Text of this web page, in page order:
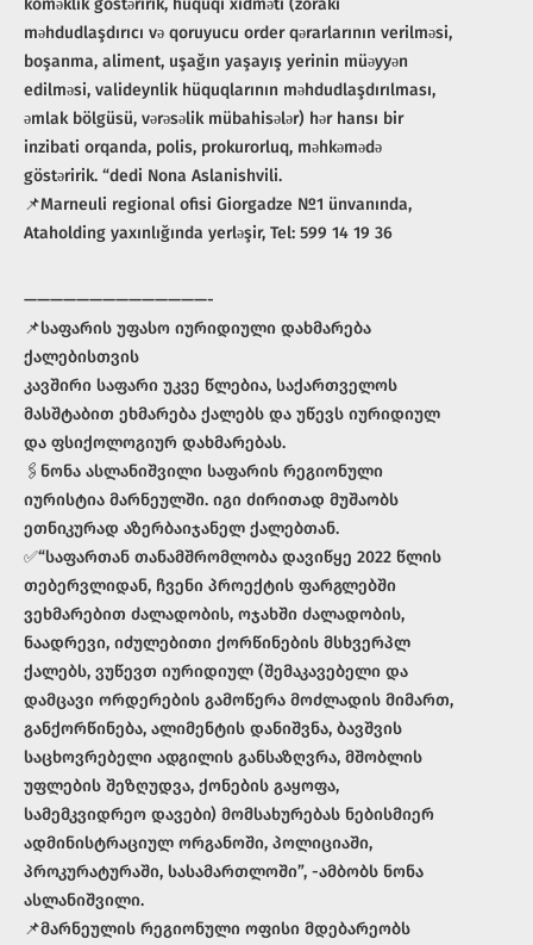
məhdudlaşdırıcı və qoruyucu order qərarlarının verilməsi,
boşanma, aliment, uşağın yaşayış yerinin müəyyən
edilməsi, valideynlik hüquqlarının məhdudlaşdırılması,
əmlak bölgüsü, vərəsəlik mübahisələr) hər hansı bir
inzibati orqanda, polis, prokurorluq, məhkəmədə
göstəririk. “dedi Nona Aslanishvili.
📌Marneuli regional ofisi Giorgadze №1 ünvanında,
Ataholding yaxınlığında yerləşir, Tel: 599 14 19 36
——————————————-
📌საფარის უფასო იურიდიული დახმარება
ქალებისთვის
კავშირი საფარი უკვე წლებია, საქართველოს
მასშტაბით ეხმარება ქალებს და უწევს იურიდიულ
და ფსიქოლოგიურ დახმარებას.
🖇ნონა ასლანიშვილი საფარის რეგიონული
იურისტია მარნეულში. იგი ძირითად მუშაობს
ეთნიკურად აზერბაიჯანელ ქალებთან.
✅“საფართან თანამშრომლობა დავიწყე 2022 წლის
თებერვლიდან, ჩვენი პროექტის ფარგლებში
ვეხმარებით ძალადობის, ოჯახში ძალადობის,
ნაადრევი, იძულებითი ქორწინების მსხვერპლ
ქალებს, ვუწევთ იურიდიულ (შემაკავებელი და
დამცავი ორდერების გამოწერა მოძლადის მიმართ,
განქორწინება, ალიმენტის დანიშვნა, ბავშვის
საცხოვრებელი ადგილის განსაზღვრა, მშობლის
უფლების შეზღუდვა, ქონების გაყოფა,
სამემკვიდრეო დავები) მომსახურებას ნებისმიერ
ადმინისტრაციულ ორგანოში, პოლიციაში,
პროკურატურაში, სასამართლოში”, -ამბობს ნონა
ასლანიშვილი.
📌მარნეულის რეგიონული ოფისი მდებარეობს